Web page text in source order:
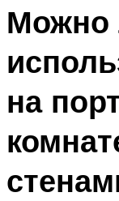
Можно
на